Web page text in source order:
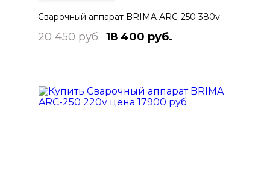
Сварочный аппарат BRIMA ARC-250 380v
20 450 руб. 18 400 руб.